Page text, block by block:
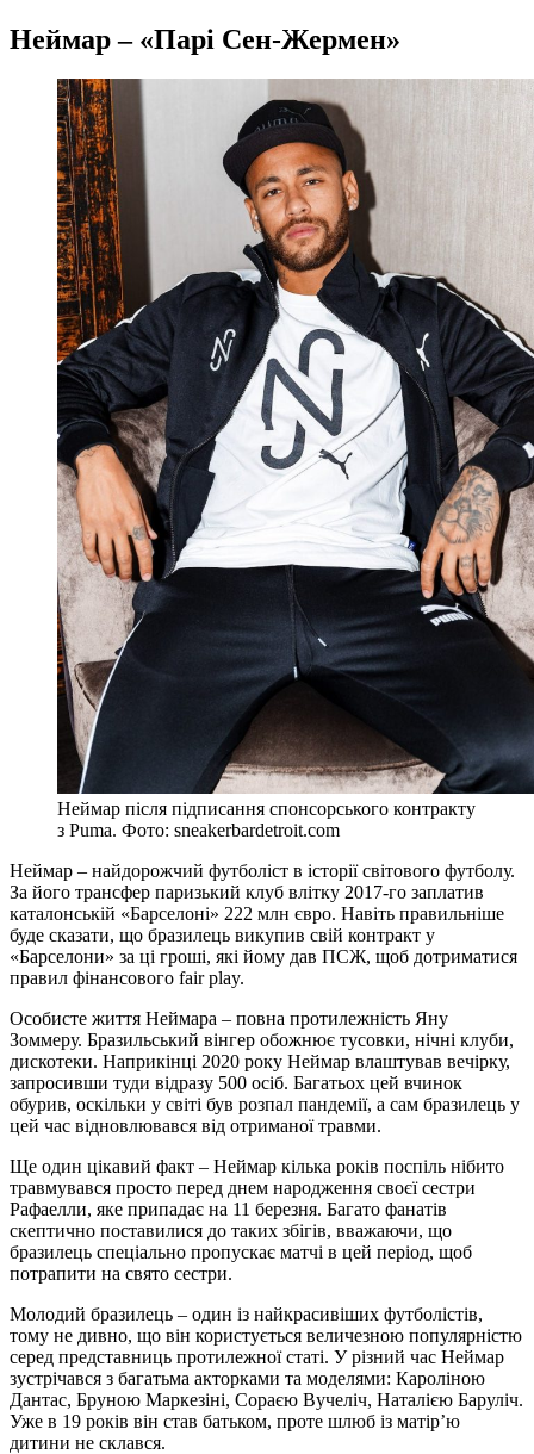
Неймар – «Парі Сен-Жермен»
Неймар після підписання спонсорського контракту
з Puma. Фото: sneakerbardetroit.com
Неймар – найдорожчий футболіст в історії світового футболу.
За його трансфер паризький клуб влітку 2017-го заплатив
каталонській «Барселоні» 222 млн євро. Навіть правильніше
буде сказати, що бразилець викупив свій контракт у
«Барселони» за ці гроші, які йому дав ПСЖ, щоб дотриматися
правил фінансового fair play.
Особисте життя Неймара – повна протилежність Яну
Зоммеру. Бразильський вінгер обожнює тусовки, нічні клуби,
дискотеки. Наприкінці 2020 року Неймар влаштував вечірку,
запросивши туди відразу 500 осіб. Багатьох цей вчинок
обурив, оскільки у світі був розпал пандемії, а сам бразилець у
цей час відновлювався від отриманої травми.
Ще один цікавий факт – Неймар кілька років поспіль нібито
травмувався просто перед днем народження своєї сестри
Рафаелли, яке припадає на 11 березня. Багато фанатів
скептично поставилися до таких збігів, вважаючи, що
бразилець спеціально пропускає матчі в цей період, щоб
потрапити на свято сестри.
Молодий бразилець – один із найкрасивіших футболістів,
тому не дивно, що він користується величезною популярністю
серед представниць протилежної статі. У різний час Неймар
зустрічався з багатьма акторками та моделями: Кароліною
Дантас, Бруною Маркезіні, Сораєю Вучеліч, Наталією Баруліч.
Уже в 19 років він став батьком, проте шлюб із матір’ю
дитини не склався.